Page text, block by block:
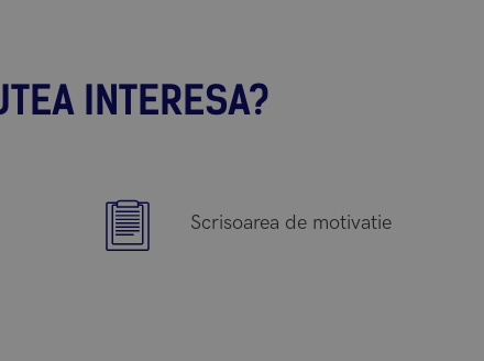
INTERESA?
Scrisoarea de motivatie